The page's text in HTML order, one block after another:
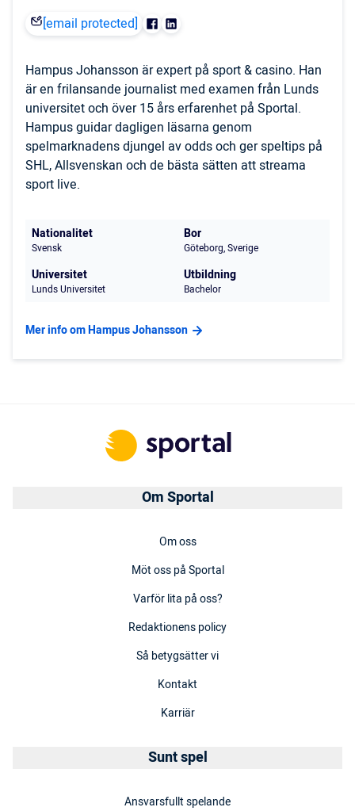
[email protected]
Hampus Johansson är expert på sport & casino. Han
är en frilansande journalist med examen från Lunds
universitet och över 15 års erfarenhet på Sportal.
Hampus guidar dagligen läsarna genom
spelmarknadens djungel av odds och ger speltips på
SHL, Allsvenskan och de bästa sätten att streama
sport live.
Nationalitet
Svensk
Bor
Göteborg, Sverige
Universitet
Lunds Universitet
Utbildning
Bachelor
Mer info om Hampus Johansson
Om Sportal
Om oss
Möt oss på Sportal
Varför lita på oss?
Redaktionens policy
Så betygsätter vi
Kontakt
Karriär
Sunt spel
Ansvarsfullt spelande